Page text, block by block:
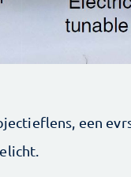
een